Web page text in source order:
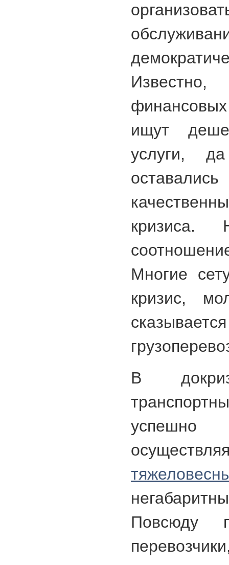
ищут
услуги,
кризиса.
Многие
кризис,
В
Повсюду